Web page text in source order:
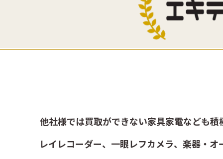
他社様では買取ができない家具家電なども
レイレコーダー、一眼レフカメラ、楽器・